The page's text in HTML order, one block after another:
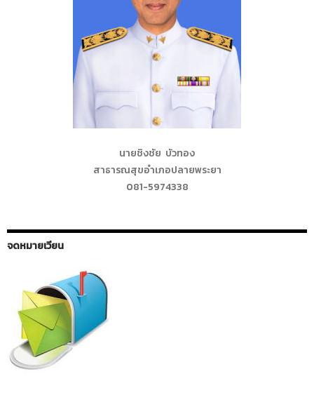
นายชิงชัย บัวทอง
สาธารณสุขอำเภอปลายพระยา
081-5974338
จดหมายเวียน